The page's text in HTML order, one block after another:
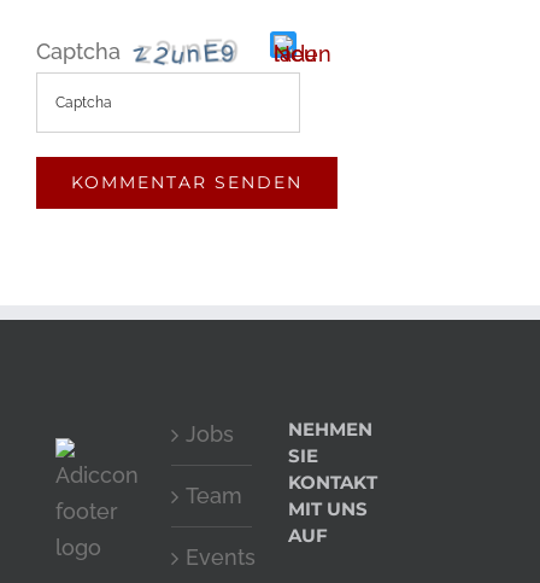
Captcha
um
zu
bestätigen,
dass
Jobs
Team
Events
NEHMEN
SIE
KONTAKT
MIT UNS
AUF